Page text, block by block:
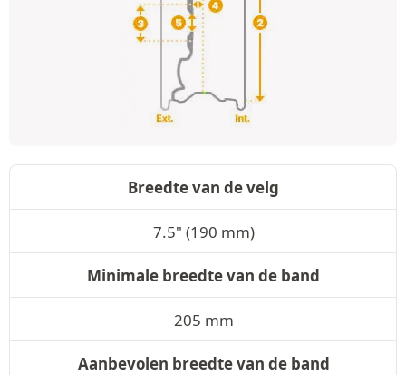
Breedte van de velg
7.5" (190 mm)
Minimale breedte van de band
205 mm
Aanbevolen breedte van de band